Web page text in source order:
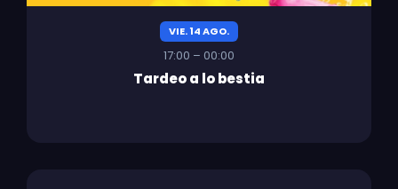
VIE. 14 AGO.
17:00 – 00:00
Tardeo a lo bestia